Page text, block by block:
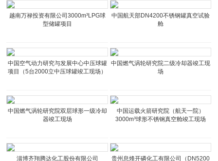
越南万禄投资有限公司3000m³LPG球
型储罐项目
中国航天部DN4200不锈钢罐真空试验
舱
中国空气动力研究与发展中心中压球罐
项目（5台2000立中压球罐竣工现场）
中国燃气涡轮研究院二级冷却器竣工现
场
中国燃气涡轮研究院双层球形一级冷却
器竣工现场
中国运载火箭研究院（航天一院）
3000m³球形不锈钢真空舱竣工现场
淄博齐翔腾达化工股份有限公司
贵州息烽开磷化工有限公司（DN5200